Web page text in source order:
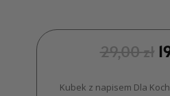
29,00zł
Kubek z napisem Dla